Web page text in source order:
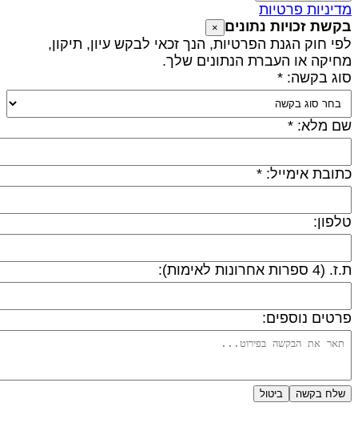
פרטיות
זכויות נתונים
חוק הגנת הפרטיות, הנך זכאי לבקש עיון, תיקון,
או העברת הנתונים שלך.
בקשה: *
מלא: *
אימייל: *
ספרות אחרונות לאימות):
נוספים:
שלח בקשה ביטול